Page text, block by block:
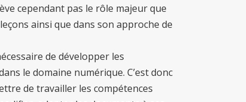
cependant pas le rôle majeur que
ainsi que dans son approche de
de développer les
le domaine numérique. C’est donc
de travailler les compétences